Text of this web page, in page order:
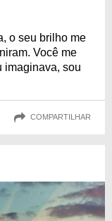
o seu brilho me
Você me
imaginava, sou
COMPARTILHAR